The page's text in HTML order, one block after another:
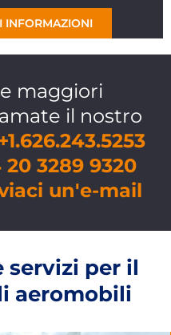
INFORMAZIONI
maggiori
il nostro
20 3289 9320
un'e-mail
per il
aeromobili